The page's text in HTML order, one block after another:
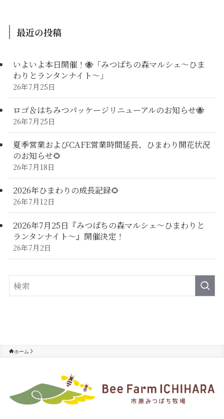
最近の投稿
いよいよ本日開催！🐝「みつばちの森マルシェ〜ひま
わりとランタンナイト〜」
26年7月25日
ロゴ＆はちみつパッケージリニューアルのお知らせ🐝
26年7月25日
夏季営業およびCAFE営業時間延長、ひまわり開花状況
のお知らせ🌻
26年7月18日
2026年ひまわりの成長記録🌻
26年7月12日
2026年7月25日『みつばちの森マルシェ～ひまわりと
ランタンナイト～』開催決定！
26年7月2日
ホーム